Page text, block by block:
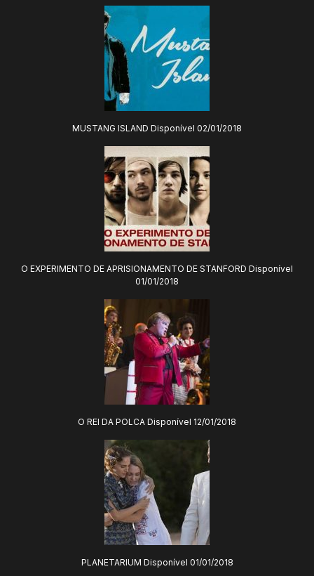
MUSTANG ISLAND Disponível 02/01/2018
O EXPERIMENTO DE APRISIONAMENTO DE STANFORD Disponível
01/01/2018
O REI DA POLCA Disponível 12/01/2018
PLANETARIUM Disponível 01/01/2018